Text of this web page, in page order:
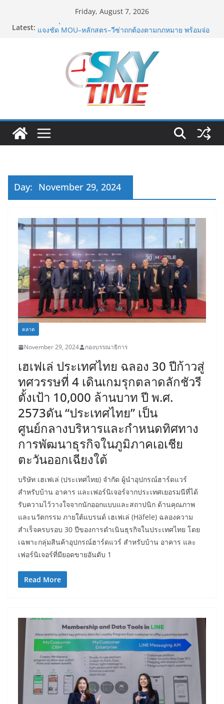
Friday, August 7, 2026
Latest: มทร.กรุงเทพ โต้ข่าวเท็จยันดำเนินงานตามธรรมาภิบาล
ฟุตซอลไทย พ่าย รัสเซีย 1-7 ส่งท้ายรายการ คอนติเนนทัล
ฟุตซอล แชมเปี้ยนชิพ 2026
ททท. เดินหน้ารุกตลาด Corporate Travel ดึงเอเย่นต์กว่า
52 บริษัท ทดสอบเส้นทางท่องเที่ยว Corporate ยกระดับ
ภาคตะวันออกสู่จุดหมายปลายทางคุณภาพ
ททท. ต้อนรับเที่ยวบินปฐมฤกษ์สายการบิน TransNusa
Airlines เส้นทางจาการ์ตา-กรุงเทพฯ เสริม Air
Connectivity ดึงนักท่องเที่ยวคุณภาพจากอินโดนีเซีย เริ่ม
เที่ยวแรกบินแรก 6 สิงหาคมนี้
ม.วลัยลักษณ์ จับมือ รพ.กรุงเทพสิริโรจน์ ยกระดับ
Day: November 29, 2024
ตลาด
November 29, 2024 กองบรรณาธิการ
เฮเฟเล่ ประเทศไทย ฉลอง 30 ปีก้าวสู่
ทศวรรษที่ 4 เดินเกมรุกตลาดลักชัวรี
ตั้งเป้า 10,000 ล้านบาท ปี พ.ศ.
2573ดัน “ประเทศไทย” เป็น
ศูนย์กลางบริหารและกำหนดทิศทาง
การพัฒนาธุรกิจในภูมิภาคเอเชีย
ตะวันออกเฉียงใต้
บริษัท เฮเฟเล่ (ประเทศไทย) จำกัด ผู้นำอุปกรณ์ฮาร์ดแวร์
สำหรับบ้าน อาคาร และเฟอร์นิเจอร์จากประเทศเยอรมนีที่ได้
รับความไว้วางใจจากนักออกแบบและสถาปนิก ด้านคุณภาพ
และนวัตกรรม ภายใต้แบรนด์ เฮเฟเล่ (Häfele) ฉลองความ
สำเร็จครบรอบ 30 ปีของการดำเนินธุรกิจในประเทศไทย โดย
เฉพาะกลุ่มสินค้าอุปกรณ์ฮาร์ดแวร์ สำหรับบ้าน อาคาร และ
เฟอร์นิเจอร์ที่มียอดขายอันดับ 1
Read More